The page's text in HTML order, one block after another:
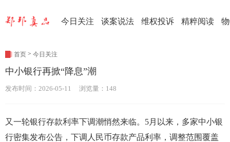
今日关注 谈案说法 维权投诉 精粹阅读
首页 > 今日关注
中小银行再掀“降息”潮
发布时间：2026-05-11 浏览量：148
又一轮银行存款利率下调潮悄然来临。5月以来，多家中小银
行密集发布公告，下调人民币存款产品利率，调整范围覆盖